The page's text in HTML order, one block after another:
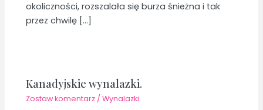
okoliczności, rozszalała się burza śnieżna i tak
przez chwilę […]
Kanadyjskie wynalazki.
Zostaw komentarz /Wynalazki